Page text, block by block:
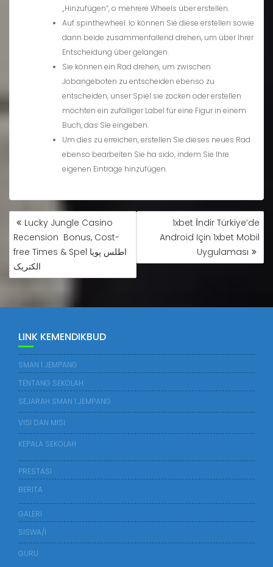
„Hinzufügen“, o mehrere Wheels über erstellen.
Auf spinthewheel. io können Sie diese erstellen sowie
dann beide zusammenfallend drehen, um über Ihrer
Entscheidung über gelangen.
Sie können ein Rad drehen, um zwischen
Jobangeboten zu entscheiden ebenso zu
entscheiden, unser Spiel sie zocken oder erstellen
möchten ein zufälliger Label für eine Figur in einem
Buch, das Sie eingeben.
Um dies zu erreichen, erstellen Sie dieses neues Rad
ebenso bearbeiten Sie ha sido, indem Sie Ihre
eigenen Einträge hinzufügen.
Lucky Jungle Casino
Recension ️ Bonus, Cost-
free Times & Spel اطلس پویا
الکتریک
1xbet İndir Türkiye’de
Android Için 1xbet Mobil
Uygulaması
LINK KEMENDIKBUD
SMAN 1 JEMPANG
TENTANG SEKOLAH
SEJARAH SMAN 1 JEMPANG
VISI DAN MISI
KEPALA SEKOLAH
PRESTASI
BERITA
GALERI
SISWA/I
GURU